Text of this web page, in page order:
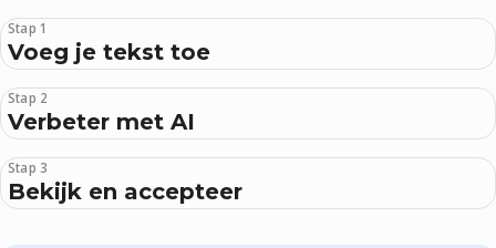
Stap 1
Voeg je tekst toe
Stap 2
Verbeter met AI
Stap 3
Bekijk en accepteer